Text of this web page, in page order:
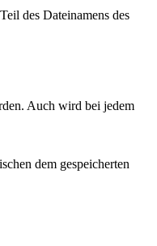
des Dateinamens des
Auch wird bei jedem
dem gespeicherten